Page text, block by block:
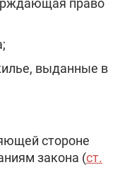
право
выданные в
стороне
закона (ст.